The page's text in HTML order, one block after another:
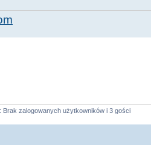
Brak zalogowanych użytkowników i 3 gości